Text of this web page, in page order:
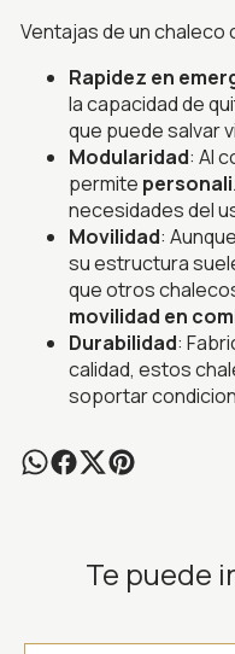
Ventajas de un chaleco
Rapidez en
la capacidad de
que puede salvar
Modularidad: Al
permite
necesidades del
Movilidad:
su estructura
que otros
movilidad en
Durabilidad:
calidad, estos
soportar
Te puede